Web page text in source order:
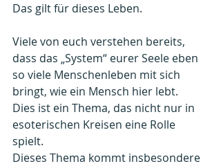
Das gilt für dieses Leben.
Viele von euch verstehen bereits,
dass das „System“ eurer Seele eben
so viele Menschenleben mit sich
bringt, wie ein Mensch hier lebt.
Dies ist ein Thema, das nicht nur in
esoterischen Kreisen eine Rolle
spielt.
Dieses Thema kommt insbesondere